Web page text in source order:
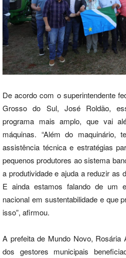
De acordo com o superintendente
Grosso do Sul, José Roldão,
programa mais amplo, que vai
máquinas. “Além do maquinário,
assistência técnica e estratégias
pequenos produtores ao sistema
a produtividade e ajuda a reduzir as
E ainda estamos falando de um
nacional em sustentabilidade e que
isso”, afirmou.
A prefeita de Mundo Novo, Rosária
dos gestores municipais